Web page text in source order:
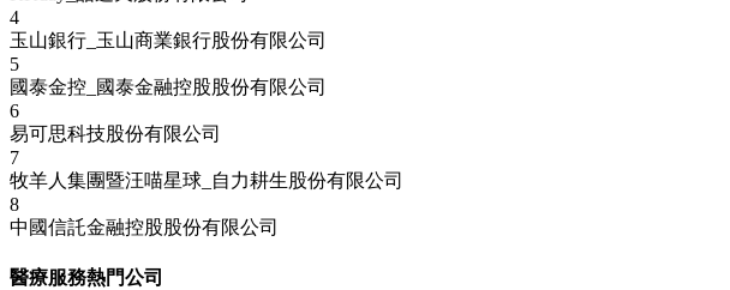
4
玉山銀行_玉山商業銀行股份有限公司
5
國泰金控_國泰金融控股股份有限公司
6
易可思科技股份有限公司
7
牧羊人集團暨汪喵星球_自力耕生股份有限公司
8
中國信託金融控股股份有限公司
醫療服務熱門公司